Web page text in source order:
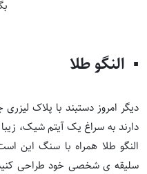
▪️ النگو طلا
دیگر امروز دستبند با پلاک
دارند به سراغ یک آیتم شیک،
النگو طلا همراه با سنگ این
سلیقه ی شخصی خود طراحی